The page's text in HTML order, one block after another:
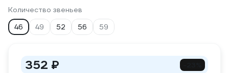
Количество звеньев
46
49 52 56 59
352 ₽